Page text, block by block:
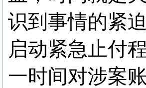
识到事情的紧
启动紧急止付
一时间对涉案